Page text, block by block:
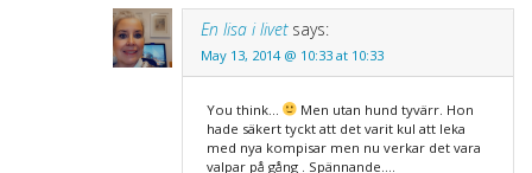
En lisa i livet says:
May 13, 2014 @ 10:33 at 10:33
You think…
Men utan hund tyvärr. Hon
hade säkert tyckt att det varit kul att leka
med nya kompisar men nu verkar det vara
valpar på gång . Spännande….